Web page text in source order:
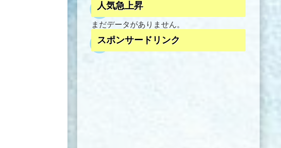
人気急上昇
まだデータがありません。
スポンサードリンク